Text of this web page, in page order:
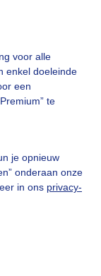
voor alle
enkel doeleinde
een
te
je opnieuw
onderaan onze
in ons privacy-